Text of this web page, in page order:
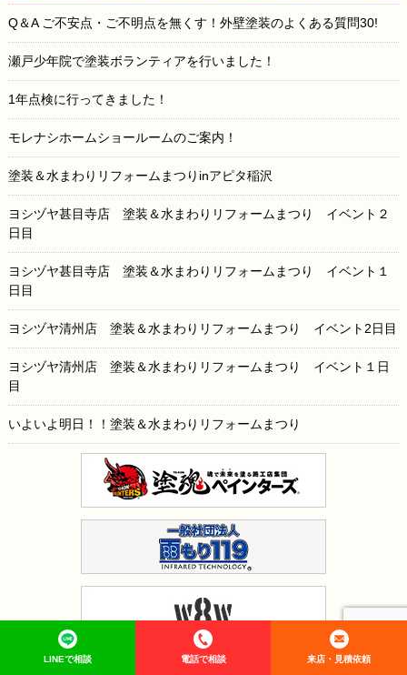
Q＆A ご不安点・ご不明点を無くす！外壁塗装のよくある質問30!
瀬戸少年院で塗装ボランティアを行いました！
1年点検に行ってきました！
モレナシホームショールームのご案内！
塗装＆水まわりリフォームまつりinアピタ稲沢
ヨシヅヤ甚目寺店 塗装＆水まわりリフォームまつり イベント２
日目
ヨシヅヤ甚目寺店 塗装＆水まわりリフォームまつり イベント１
日目
ヨシヅヤ清州店 塗装＆水まわりリフォームまつり イベント2日目
ヨシヅヤ清州店 塗装＆水まわりリフォームまつり イベント１日
目
いよいよ明日！！塗装＆水まわりリフォームまつり
LINEで相談 電話で相談 来店・見積依頼